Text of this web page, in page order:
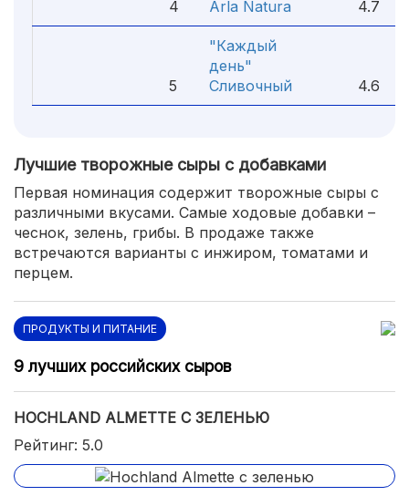
4 Arla Natura 4.7
5
"Каждый
день"
Сливочный
4.6
Лучшие творожные сыры с добавками
Первая номинация содержит творожные сыры с
различными вкусами. Самые ходовые добавки –
чеснок, зелень, грибы. В продаже также
встречаются варианты с инжиром, томатами и
перцем.
ПРОДУКТЫ И ПИТАНИЕ
9 лучших российских сыров
HOCHLAND ALMETTE С ЗЕЛЕНЬЮ
Рейтинг: 5.0